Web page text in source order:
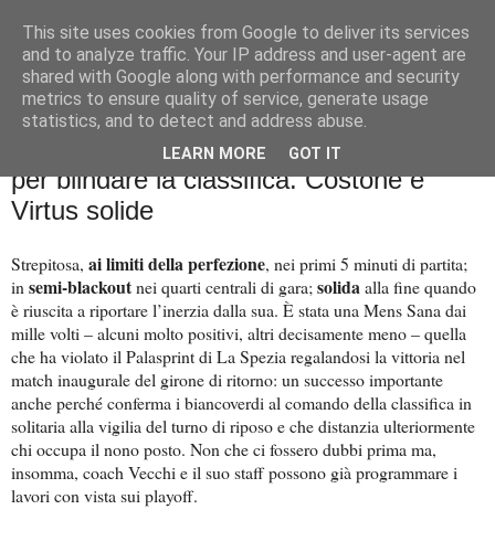
Palla al cerchio
lunedì 19 gennaio 2026
Mens Sana, black-out e ruggito finale
per blindare la classifica. Costone e
Virtus solide
Strepitosa, ai limiti della perfezione, nei primi 5 minuti di partita;
in semi-blackoutnei quarti centrali di gara; solidaalla fine quando
è riuscita a riportare l’inerzia dalla sua. È stata una Mens Sana dai
mille volti – alcuni molto positivi, altri decisamente meno – quella
che ha violato il Palasprint di La Spezia regalandosi la vittoria nel
match inaugurale del girone di ritorno: un successo importante
anche perché conferma i biancoverdi al comando della classifica in
solitaria alla vigilia del turno di riposo e che distanzia ulteriormente
chi occupa il nono posto. Non che ci fossero dubbi prima ma,
insomma, coach Vecchi e il suo staff possono già programmare i
lavori con vista sui playoff.
This site uses cookies from Google to deliver its services
and to analyze traffic. Your IP address and user-agent are
shared with Google along with performance and security
metrics to ensure quality of service, generate usage
statistics, and to detect and address abuse.
LEARN MORE GOT IT